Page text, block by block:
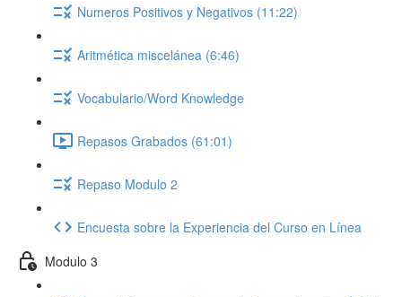
Numeros Positivos y Negativos (11:22)
Aritmética miscelánea (6:46)
Vocabulario/Word Knowledge
Repasos Grabados (61:01)
Repaso Modulo 2
Encuesta sobre la Experiencia del Curso en Línea
Modulo 3